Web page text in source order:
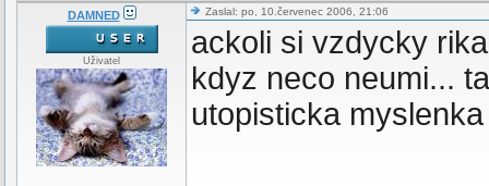
DAMNED
Uživatel
Zaslal: po, 10.červenec 2006, 21:06
ackoli si vzdycky
kdyz neco neumi...
utopisticka